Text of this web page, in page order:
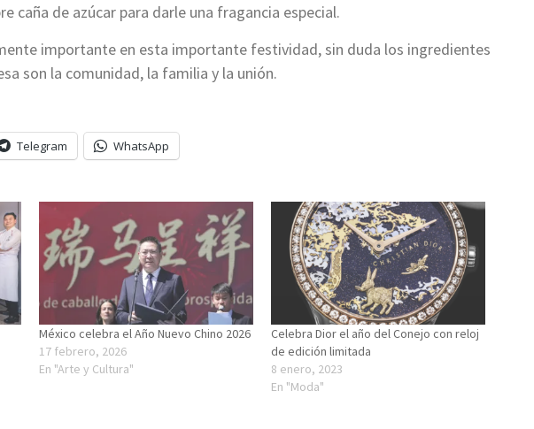
caña de azúcar para darle una fragancia especial.
importante en esta importante festividad, sin duda los ingredientes
son la comunidad, la familia y la unión.
Telegram WhatsApp
México celebra el Año Nuevo Chino 2026
17 febrero, 2026
En "Arte y Cultura"
Celebra Dior el año del Conejo con reloj
de edición limitada
8 enero, 2023
En "Moda"